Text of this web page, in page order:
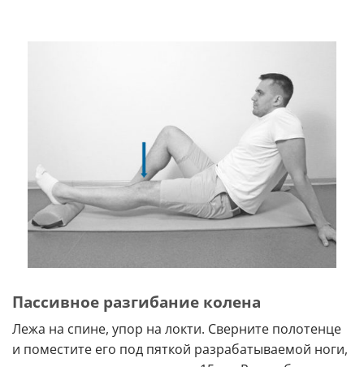
Пассивное разгибание колена
Лежа на спине, упор на локти. Сверните полотенце
и поместите его под пяткой разрабатываемой ноги,